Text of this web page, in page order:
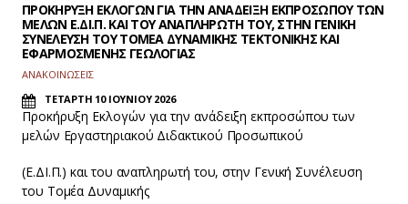
ΠΡΟΚΗΡΥΞΗ ΕΚΛΟΓΩΝ ΓΙΑ ΤΗΝ ΑΝΑΔΕΙΞΗ ΕΚΠΡΟΣΩΠΟΥ ΤΩΝ
ΜΕΛΩΝ Ε.ΔΙ.Π. ΚΑΙ ΤΟΥ ΑΝΑΠΛΗΡΩΤΗ ΤΟΥ, ΣΤΗΝ ΓΕΝΙΚΗ
ΣΥΝΕΛΕΥΣΗ ΤΟΥ ΤΟΜΕΑ ΔΥΝΑΜΙΚΗΣ ΤΕΚΤΟΝΙΚΗΣ ΚΑΙ
ΕΦΑΡΜΟΣΜΕΝΗΣ ΓΕΩΛΟΓΙΑΣ
ΑΝΑΚΟΙΝΩΣΕΙΣ
ΤΕΤΑΡΤΗ 10 ΙΟΥΝΙΟΥ 2026
Προκήρυξη Εκλογών για την ανάδειξη εκπροσώπου των
μελών Εργαστηριακού Διδακτικού Προσωπικού
(Ε.ΔΙ.Π.) και του αναπληρωτή του, στην Γενική Συνέλευση
του Τομέα Δυναμικής